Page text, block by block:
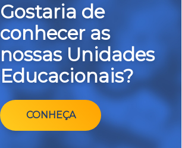
Gostaria de
conhecer as
nossas Unidades
Educacionais?
CONHEÇA